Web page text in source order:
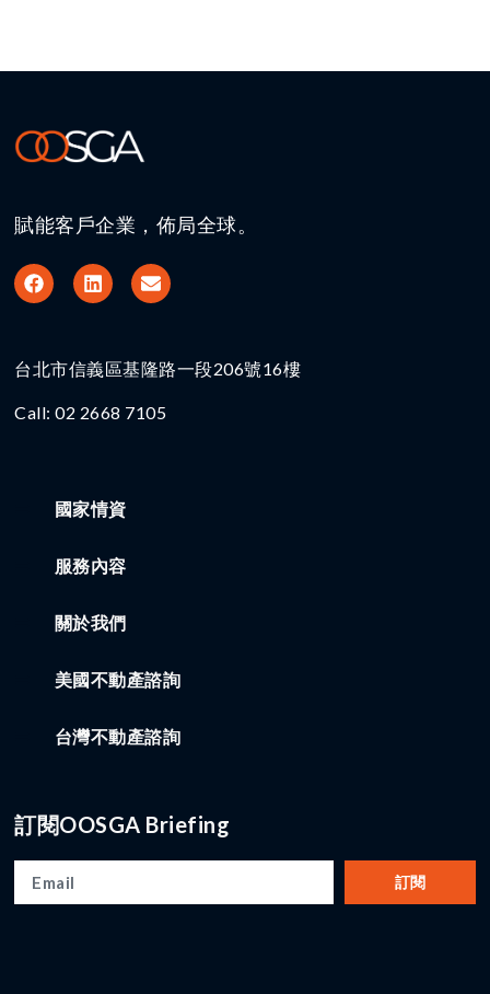
賦能客戶企業，佈局全球。
台北市信義區基隆路一段206號16樓​
Call: 02 2668 7105
國家情資
服務內容
關於我們
美國不動產諮詢
台灣不動產諮詢
訂閱OOSGA Briefing
訂閱